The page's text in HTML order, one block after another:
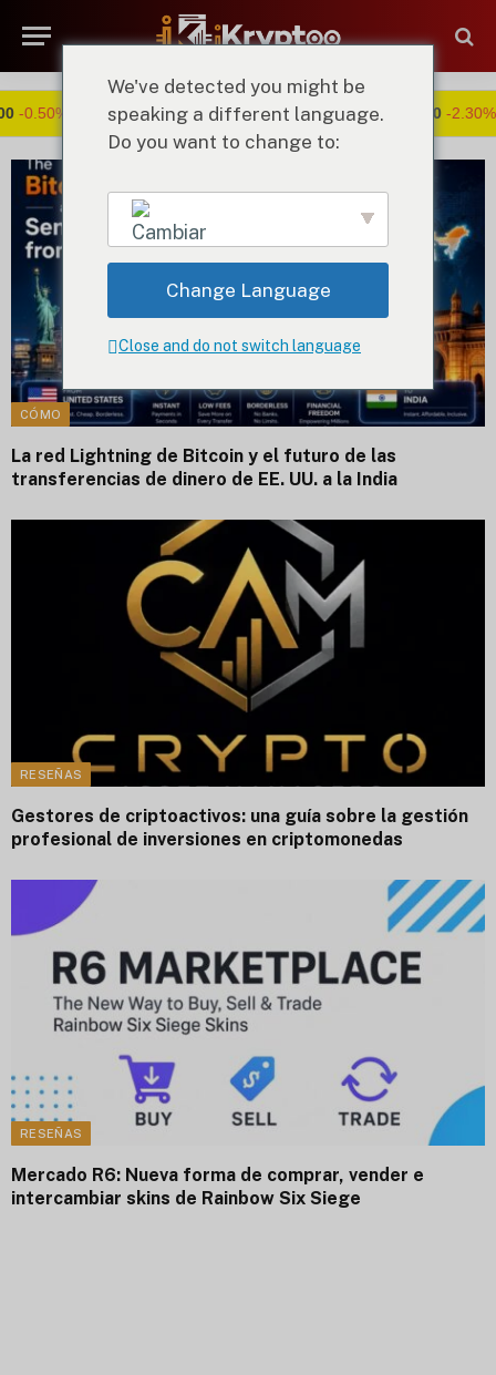
ETH:$1,841.20 -1.60% BNB: $575.10 -2.30%
CÓMO
La red Lightning de Bitcoin y el futuro de las
transferencias de dinero de EE. UU. a la India
RESEÑAS
Gestores de criptoactivos: una guía sobre la gestión
profesional de inversiones en criptomonedas
RESEÑAS
Mercado R6: Nueva forma de comprar, vender e
intercambiar skins de Rainbow Six Siege
We've detected you might be
speaking a different language.
Do you want to change to:
English
Change Language
Close and do not switch language